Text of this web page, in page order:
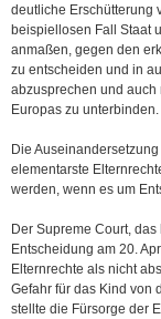
deutliche Erschütterung
beispiellosen Fall Staat
anmaßen, gegen den
zu entscheiden und in
abzusprechen und
Europas zu unterbinden.
Die
elementarste
werden, wenn es um
Der Supreme Court,
Entscheidung am 20.
Elternrechte als nicht
Gefahr für das Kind von
stellte die Fürsorge der